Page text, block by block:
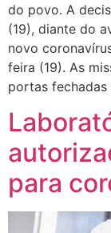
do povo. A
(19), diante do
novo
feira (19). As
portas
para